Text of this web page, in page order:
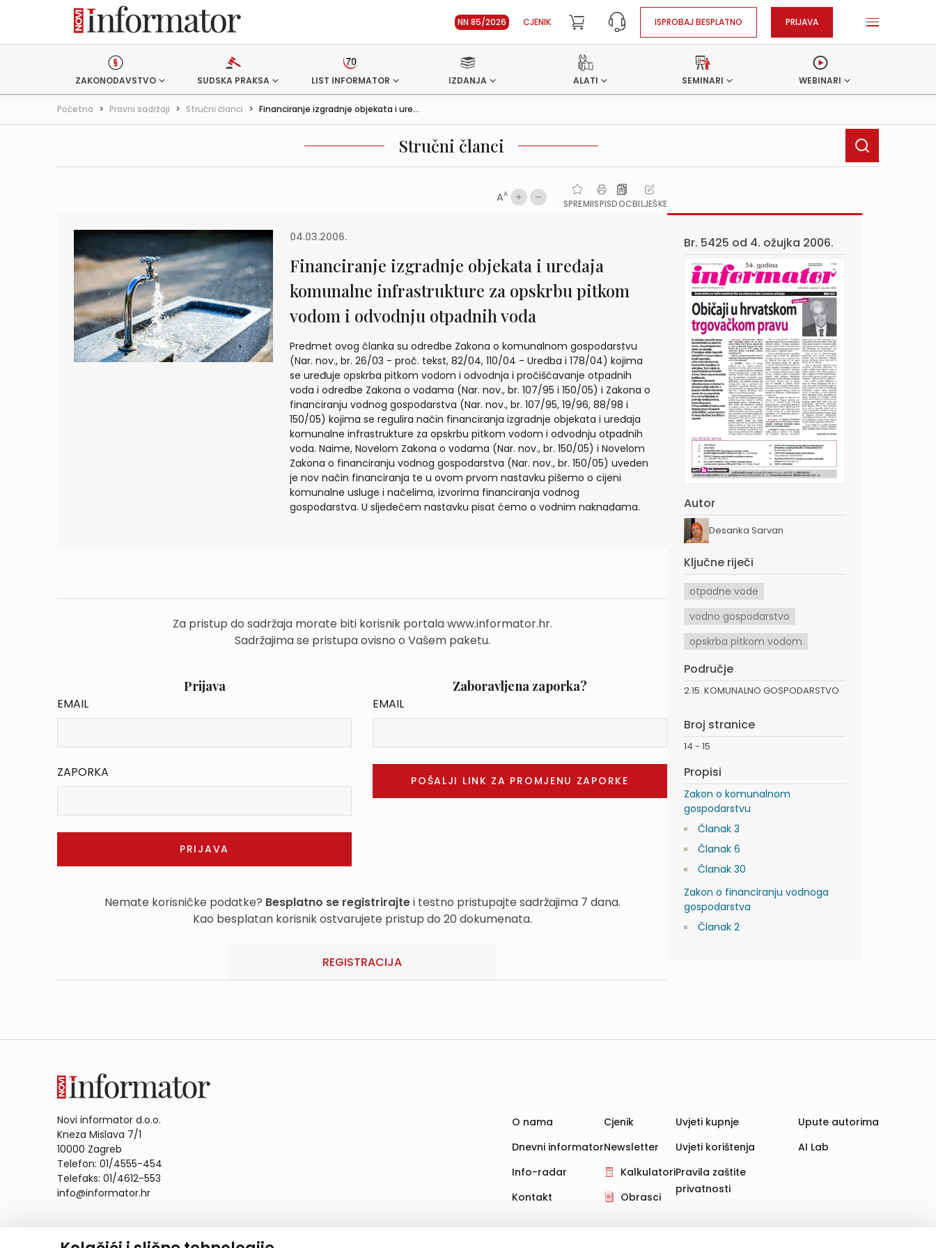
NN 85/2026 CJENIK ISPROBAJ BESPLATNO PRIJAVA
ZAKONODAVSTVO SUDSKA PRAKSA LIST INFORMATOR IZDANJA ALATI SEMINARI WEBINARI
Početna > Pravni sadržaji > Stručni članci > Financiranje izgradnje objekata i ure...
Stručni članci
AA
SPREMIISPISDOCBILJEŠKE
04.03.2006.
Financiranje izgradnje objekata i uređaja
komunalne infrastrukture za opskrbu pitkom
vodom i odvodnju otpadnih voda
Predmet ovog članka su odredbe Zakona o komunalnom gospodarstvu
(Nar. nov., br. 26/03 - proč. tekst, 82/04, 110/04 - Uredba i 178/04) kojima
se uređuje opskrba pitkom vodom i odvodnja i pročišćavanje otpadnih
voda i odredbe Zakona o vodama (Nar. nov., br. 107/95 i 150/05) i Zakona o
financiranju vodnog gospodarstva (Nar. nov., br. 107/95, 19/96, 88/98 i
150/05) kojima se regulira način financiranja izgradnje objekata i uređaja
komunalne infrastrukture za opskrbu pitkom vodom i odvodnju otpadnih
voda. Naime, Novelom Zakona o vodama (Nar. nov., br. 150/05) i Novelom
Zakona o financiranju vodnog gospodarstva (Nar. nov., br. 150/05) uveden
je nov način financiranja te u ovom prvom nastavku pišemo o cijeni
komunalne usluge i načelima, izvorima financiranja vodnog
gospodarstva. U sljedećem nastavku pisat ćemo o vodnim naknadama.
Za pristup do sadržaja morate biti korisnik portala www.informator.hr.
Sadržajima se pristupa ovisno o Vašem paketu.
Prijava
EMAIL
ZAPORKA
Zaboravljena zaporka?
EMAIL
Nemate korisničke podatke? Besplatno se registrirajtei testno pristupajte sadržajima 7 dana.
Kao besplatan korisnik ostvarujete pristup do 20 dokumenata.
REGISTRACIJA
Br. 5425 od 4. ožujka 2006.
Autor
Desanka Sarvan
Ključne riječi
otpadne vode
vodno gospodarstvo
opskrba pitkom vodom
Područje
2.15. KOMUNALNO GOSPODARSTVO
Broj stranice
14 - 15
Propisi
Zakon o komunalnom
gospodarstvu
Članak 3
Članak 6
Članak 30
Zakon o financiranju vodnoga
gospodarstva
Članak 2
Novi informator d.o.o.
Kneza Mislava 7/1
10000 Zagreb
Telefon: 01/4555-454
Telefaks: 01/4612-553
info@informator.hr
O nama
Dnevni informator
Info-radar
Kontakt
Cjenik
Newsletter
Kalkulatori
Obrasci
Uvjeti kupnje
Uvjeti korištenja
Pravila zaštite
privatnosti
Upute autorima
AI Lab